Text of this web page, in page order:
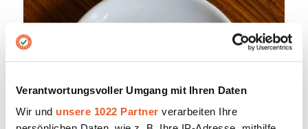
Verantwortungsvoller Umgang mit Ihren Daten
Wir und unsere 1022 Partner verarbeiten Ihre